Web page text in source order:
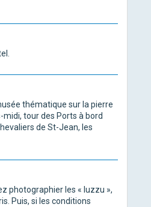
thématique sur la pierre
midi, tour des Ports à bord
de St-Jean, les
photographier les « luzzu »,
Puis, si les conditions